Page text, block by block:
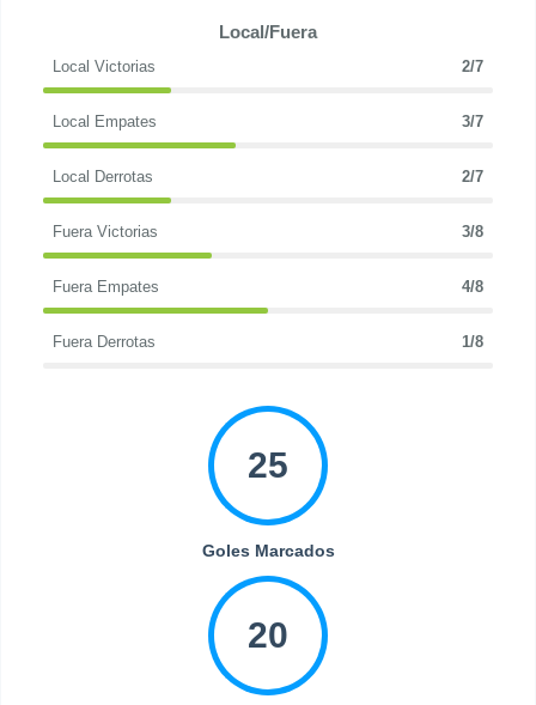
Local/Fuera
Local Victorias 2/7
Local Empates 3/7
Local Derrotas 2/7
Fuera Victorias 3/8
Fuera Empates 4/8
Fuera Derrotas 1/8
25
Goles Marcados
20